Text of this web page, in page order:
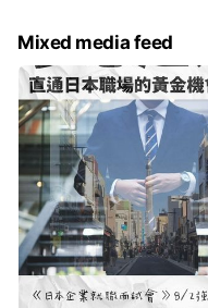
Mixed media feed